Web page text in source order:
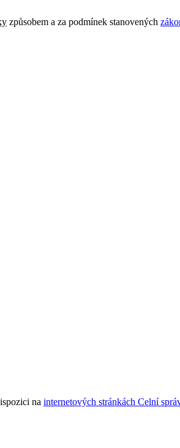
způsobem a za podmínek stanovených
na internetových stránkách Celní